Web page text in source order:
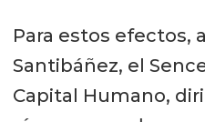
Para estos efectos,
Santibáñez, el
Capital Humano,